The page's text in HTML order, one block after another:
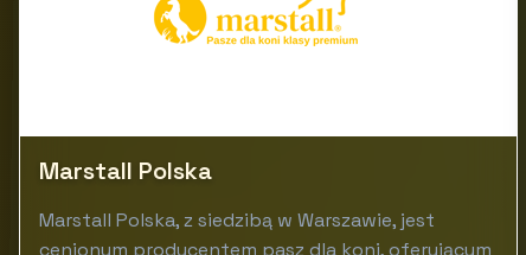
Marstall Polska
Marstall Polska, z siedzibą w Warszawie, jest
cenionym producentem pasz dla koni, oferującym